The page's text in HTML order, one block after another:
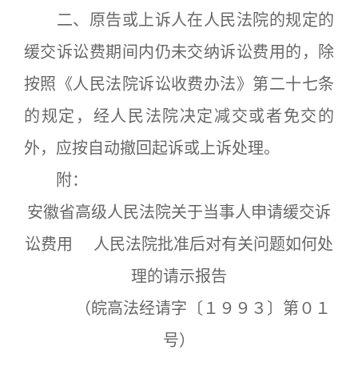
二、原告或上诉人在人民法院的规定的
缓交诉讼费期间内仍未交纳诉讼费用的，除
按照《人民法院诉讼收费办法》第二十七条
的规定，经人民法院决定减交或者免交的
外，应按自动撤回起诉或上诉处理。
附：
安徽省高级人民法院关于当事人申请缓交诉
讼费用 人民法院批准后对有关问题如何处
理的请示报告
（皖高法经请字〔１９９３〕第０１
号）